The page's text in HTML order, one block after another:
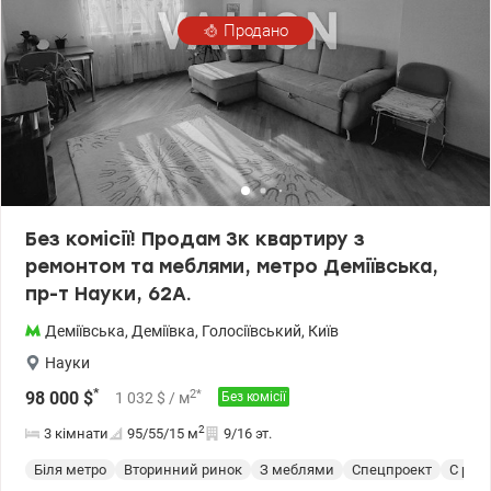
Продано
Без комісії! Продам 3к квартиру з
ремонтом та меблями, метро Деміївська,
пр-т Науки, 62А.
Деміївська, Деміївка, Голосіївський, Київ
Науки
98 000 $* 1 032 $ / м2* Без комісії
3 кімнати 95/55/15 м2 9/16 эт.
Біля метро Вторинний ринок З меблями Спецпроект
С